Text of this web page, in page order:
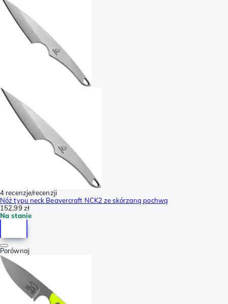
4 recenzje/recenzji
Nóż typu neck Beavercraft NCK2 ze skórzaną pochwą
152,99 zł
Na stanie
Porównaj